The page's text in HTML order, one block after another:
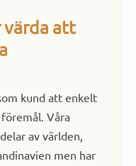
värda att
kund att enkelt
Våra
av världen,
men har